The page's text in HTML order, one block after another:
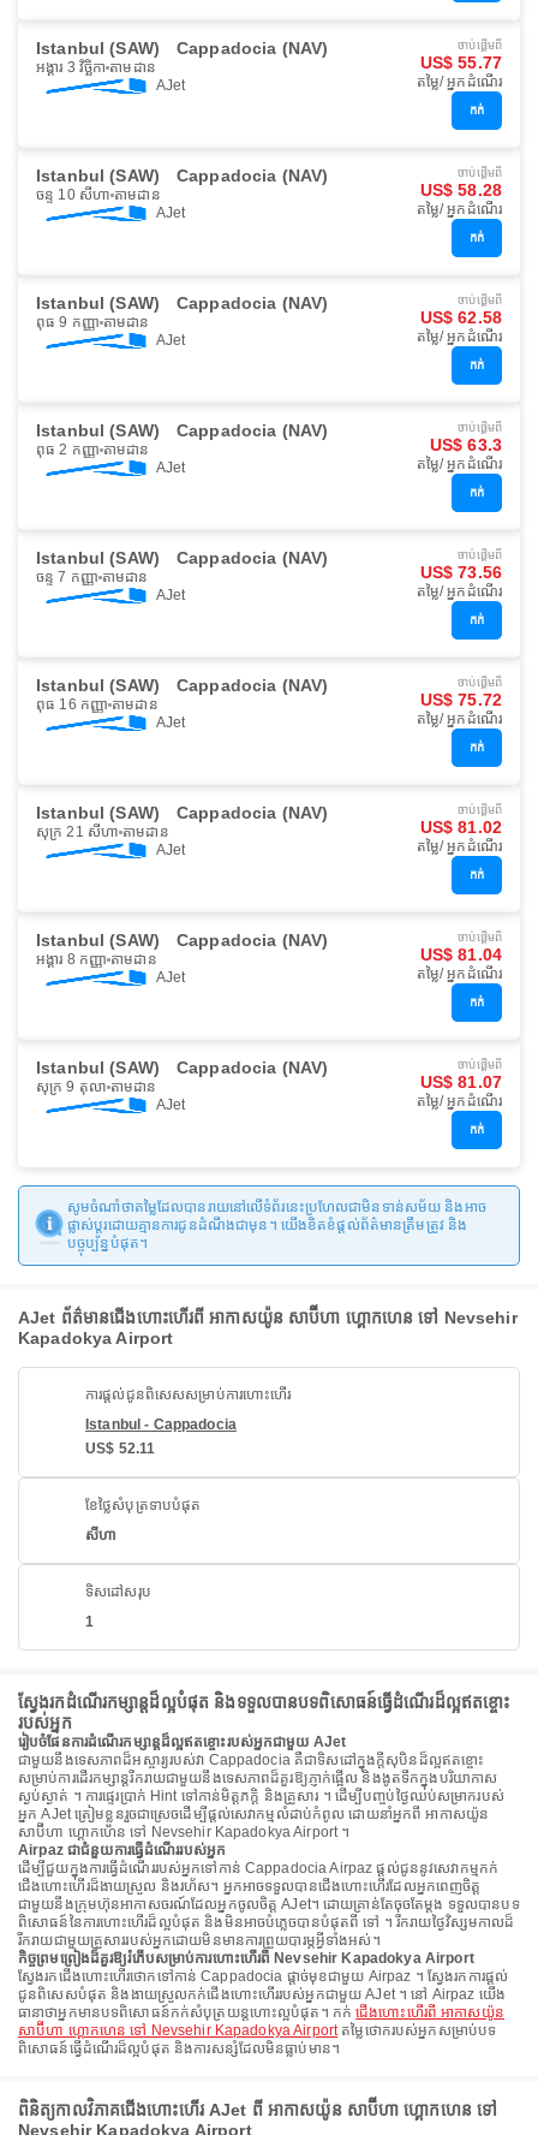
Istanbul (SAW) Cappadocia (NAV)
អង្គារ 3 វិច្ឆិកា តាមដាន
AJet
ចាប់ផ្ដើមពី
US$ 55.77
តម្លៃ/ អ្នកដំណើរ
កក់
Istanbul (SAW) Cappadocia (NAV)
ចន្ទ 10 សីហា តាមដាន
AJet
ចាប់ផ្ដើមពី
US$ 58.28
តម្លៃ/ អ្នកដំណើរ
កក់
Istanbul (SAW) Cappadocia (NAV)
ពុធ 9 កញ្ញា តាមដាន
AJet
ចាប់ផ្ដើមពី
US$ 62.58
តម្លៃ/ អ្នកដំណើរ
កក់
Istanbul (SAW) Cappadocia (NAV)
ពុធ 2 កញ្ញា តាមដាន
AJet
ចាប់ផ្ដើមពី
US$ 63.3
តម្លៃ/ អ្នកដំណើរ
កក់
Istanbul (SAW) Cappadocia (NAV)
ចន្ទ 7 កញ្ញា តាមដាន
AJet
ចាប់ផ្ដើមពី
US$ 73.56
តម្លៃ/ អ្នកដំណើរ
កក់
Istanbul (SAW) Cappadocia (NAV)
ពុធ 16 កញ្ញា តាមដាន
AJet
ចាប់ផ្ដើមពី
US$ 75.72
តម្លៃ/ អ្នកដំណើរ
កក់
Istanbul (SAW) Cappadocia (NAV)
សុក្រ 21 សីហា តាមដាន
AJet
ចាប់ផ្ដើមពី
US$ 81.02
តម្លៃ/ អ្នកដំណើរ
កក់
Istanbul (SAW) Cappadocia (NAV)
អង្គារ 8 កញ្ញា តាមដាន
AJet
ចាប់ផ្ដើមពី
US$ 81.04
តម្លៃ/ អ្នកដំណើរ
កក់
Istanbul (SAW) Cappadocia (NAV)
សុក្រ 9 តុលា តាមដាន
AJet
ចាប់ផ្ដើមពី
US$ 81.07
តម្លៃ/ អ្នកដំណើរ
កក់
សូមចំណាំថាតម្លៃដែលបានរាយនៅលើទំព័រនេះប្រហែលជាមិនទាន់សម័យ និងអាច
ផ្លាស់ប្តូរដោយគ្មានការជូនដំណឹងជាមុន។ យើងខិតខំផ្តល់ព័ត៌មានត្រឹមត្រូវ និង
បច្ចុប្បន្នបំផុត។
AJet ព័ត៌មានជើងហោះហើរពី អាកាសយ៉ូន សាប៊ីហា ហ្គោកហេន ទៅ Nevsehir
Kapadokya Airport
ការផ្តល់ជូនពិសេសសម្រាប់ការហោះហើរ
Istanbul - Cappadocia
US$ 52.11
ខែថ្លៃសំបុត្រទាបបំផុត
សីហា
ទិសដៅសរុប
1
ស្វែងរកដំណើរកម្សាន្តដ៏ល្អបំផុត និងទទួលបានបទពិសោធន៍ធ្វើដំណើរដ៏ល្អឥតខ្ចោះ
របស់អ្នក
រៀបចំផែនការដំណើរកម្សាន្តដ៏ល្អឥតខ្ចោះរបស់អ្នកជាមួយ AJet
ជាមួយនឹងទេសភាពដ៏អស្ចារ្យរបស់វា Cappadocia គឺជាទិសដៅក្នុងក្តីសុបិនដ៏ល្អឥតខ្ចោះ
សម្រាប់ការដើរកម្សាន្តរីករាយជាមួយនឹងទេសភាពដ៏គួរឱ្យភ្ញាក់ផ្អើល និងងូតទឹកក្នុងបរិយាកាស
ស្ងប់ស្ងាត់ ។ ការផ្ទេរប្រាក់ Hint ទៅកាន់មិត្តភក្តិ និងគ្រួសារ ។ ដើម្បីបញ្ចប់ថ្ងៃឈប់សម្រាករបស់
អ្នក AJet ត្រៀមខ្លួនរួចជាស្រេចដើម្បីផ្តល់សេវាកម្មលំដាប់កំពូល ដោយនាំអ្នកពី អាកាសយ៉ូន
សាប៊ីហា ហ្គោកហេន ទៅ Nevsehir Kapadokya Airport ។
Airpaz ជាជំនួយការធ្វើដំណើររបស់អ្នក
ដើម្បីជួយក្នុងការធ្វើដំណើររបស់អ្នកទៅកាន់ Cappadocia Airpaz ផ្តល់ជូននូវសេវាកម្មកក់
ជើងហោះហើរដ៏ងាយស្រួល និងរហ័ស។ អ្នកអាចទទួលបានជើងហោះហើរដែលអ្នកពេញចិត្ត
ជាមួយនឹងក្រុមហ៊ុនអាកាសចរណ៍ដែលអ្នកចូលចិត្ត AJet។ ដោយគ្រាន់តែចុចតែម្តង ទទួលបានបទ
ពិសោធន៍នៃការហោះហើរដ៏ល្អបំផុត និងមិនអាចបំភ្លេចបានបំផុតពី ទៅ ។ រីករាយថ្ងៃវិស្សមកាលដ៏
រីករាយជាមួយគ្រួសាររបស់អ្នកដោយមិនមានការព្រួយបារម្ភអ្វីទាំងអស់។
កិច្ចព្រមព្រៀងដ៏គួរឱ្យរំភើបសម្រាប់ការហោះហើរពី Nevsehir Kapadokya Airport
ស្វែងរកជើងហោះហើរថោកទៅកាន់ Cappadocia ផ្តាច់មុខជាមួយ Airpaz ។ ស្វែងរកការផ្តល់
ជូនពិសេសបំផុត និងងាយស្រួលកក់ជើងហោះហើររបស់អ្នកជាមួយ AJet ។ នៅ Airpaz យើង
ធានាថាអ្នកមានបទពិសោធន៍កក់សំបុត្រយន្តហោះល្អបំផុត។ កក់ជើងហោះហើរពី អាកាសយ៉ូន
សាប៊ីហា ហ្គោកហេន ទៅ Nevsehir Kapadokya Airportតម្លៃថោករបស់អ្នកសម្រាប់បទ
ពិសោធន៍ធ្វើដំណើរដ៏ល្អបំផុត និងការសន្សំដែលមិនធ្លាប់មាន។
ពិនិត្យកាលវិភាគជើងហោះហើរ AJet ពី អាកាសយ៉ូន សាប៊ីហា ហ្គោកហេន ទៅ
Nevsehir Kapadokya Airport